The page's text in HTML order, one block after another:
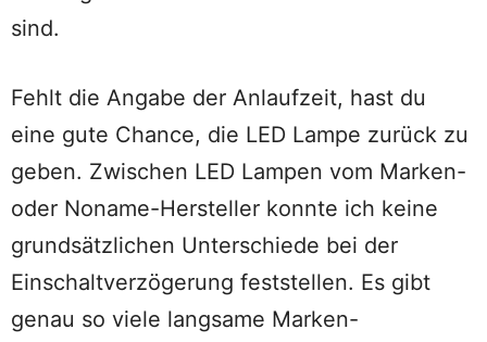
sind.
Fehlt die Angabe der Anlaufzeit, hast du
eine gute Chance, die LED Lampe zurück zu
geben. Zwischen LED Lampen vom Marken-
oder Noname-Hersteller konnte ich keine
grundsätzlichen Unterschiede bei der
Einschaltverzögerung feststellen. Es gibt
genau so viele langsame Marken-